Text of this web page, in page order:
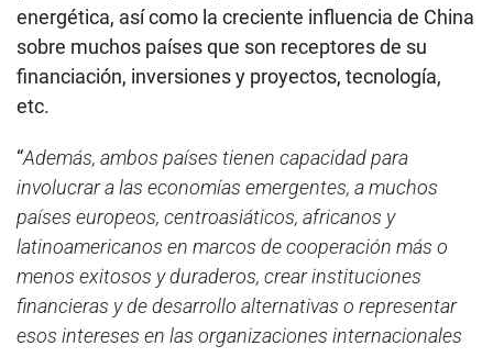
energética, así como la creciente influencia de China
sobre muchos países que son receptores de su
financiación, inversiones y proyectos, tecnología,
etc.
“Además, ambos países tienen capacidad para
involucrar a las economías emergentes, a muchos
países europeos, centroasiáticos, africanos y
latinoamericanos en marcos de cooperación más o
menos exitosos y duraderos, crear instituciones
financieras y de desarrollo alternativas o representar
esos intereses en las organizaciones internacionales